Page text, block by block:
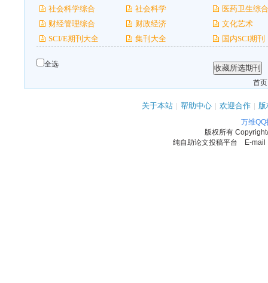
社会科学综合
社会科学
医药卫生综合
财经管理综合
财政经济
文化艺术
SCI/E期刊大全
集刊大全 国内SCI期刊
全选
首
关于本站 | 帮助中心 | 欢迎合作 |
万维
版权所有
纯自助论文投稿平台 E-mail